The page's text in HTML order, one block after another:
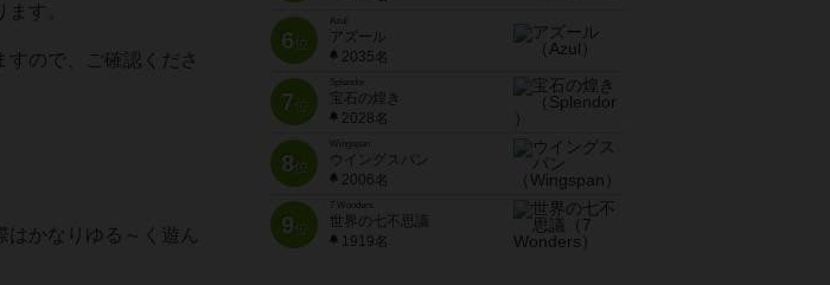
す。
すので、ご確認くださ
かなりゆる～く遊ん
6位
Azul
アズール
2035名
7位
宝石の煌き
2028名
8位
Wingspan
ウイングスパン
2006名
9位
7 Wonders
世界の七不思議
1919名